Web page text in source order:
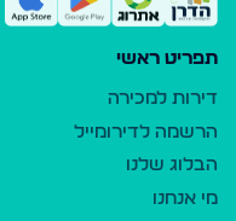
תפריט ראשי
דירות למכירה
הרשמה לדירומייל
הבלוג שלנו
מי אנחנו